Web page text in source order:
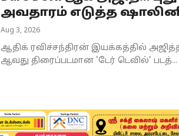
அவதாரம் எடுத்த
Aug 3, 2026
ஆதிக் ரவிச்சந்திரன் இயக்கத்தில்
ஆவது திரைப்படமான 'டேர் டெவில்' படத்...